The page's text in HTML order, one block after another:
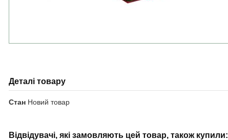
Деталі товару
Стан Новий товар
Відвідувачі, які замовляють цей товар, також купили: